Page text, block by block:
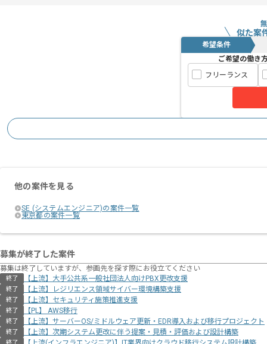
似た案
希望条件
ご希望の働き
フリーランス
他の案件を見る
SE (システムエンジニア)の案件一覧
東京都の案件一覧
募集が終了した案件
募集は終了していますが、参画先を探す際にお役立てください
終了 【上流】大手公共系一般社団法人向けPBX更改支援
終了 【上流】レジリエンス領域サイバー環境構築支援
終了 【上流】セキュリティ施策推進支援
終了 【PL】 AWS移行
終了 【上流】サーバーOS/ミドルウェア更新・EDR導入および移行プロジェクト
終了 【上流】次期システム更改に伴う提案・見積・評価および設計構築
終了